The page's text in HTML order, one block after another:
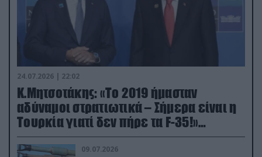
24.07.2026 | 22:02
Κ.Μητσοτάκης: «Το 2019 ήμασταν
αδύναμοι στρατιωτικά – Σήμερα είναι η
Τουρκία γιατί δεν πήρε τα F-35!»
(βίντεο)
09.07.2026